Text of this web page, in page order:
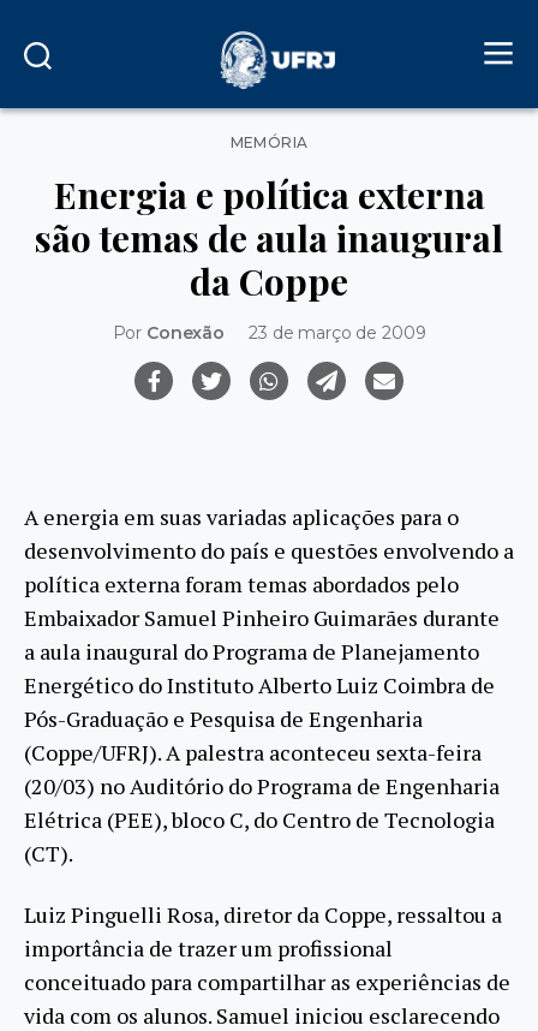
Categorias
MEMÓRIA
Energia e política externa
são temas de aula inaugural
da Coppe
Por Conexão 23 de março de 2009
A energia em suas variadas aplicações para o
desenvolvimento do país e questões envolvendo a
política externa foram temas abordados pelo
Embaixador Samuel Pinheiro Guimarães durante
a aula inaugural do Programa de Planejamento
Energético do Instituto Alberto Luiz Coimbra de
Pós-Graduação e Pesquisa de Engenharia
(Coppe/UFRJ). A palestra aconteceu sexta-feira
(20/03) no Auditório do Programa de Engenharia
Elétrica (PEE), bloco C, do Centro de Tecnologia
(CT).
Luiz Pinguelli Rosa, diretor da Coppe, ressaltou a
importância de trazer um profissional
conceituado para compartilhar as experiências de
vida com os alunos. Samuel iniciou esclarecendo